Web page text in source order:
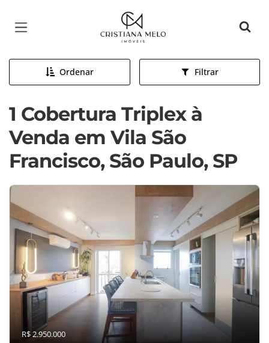
Página inicial
Ordenar Filtrar
1 Cobertura Triplex à
Venda em Vila São
Francisco, São Paulo, SP
R$ 2.950.000